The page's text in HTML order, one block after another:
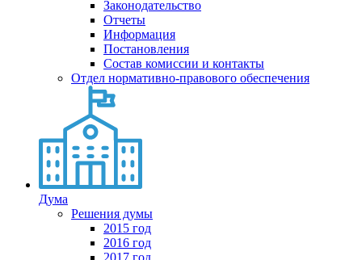
Законодательство
Отчеты
Информация
Постановления
Состав комиссии и контакты
Отдел нормативно-правового обеспечения
Дума
Решения думы
2015 год
2016 год
2017 год